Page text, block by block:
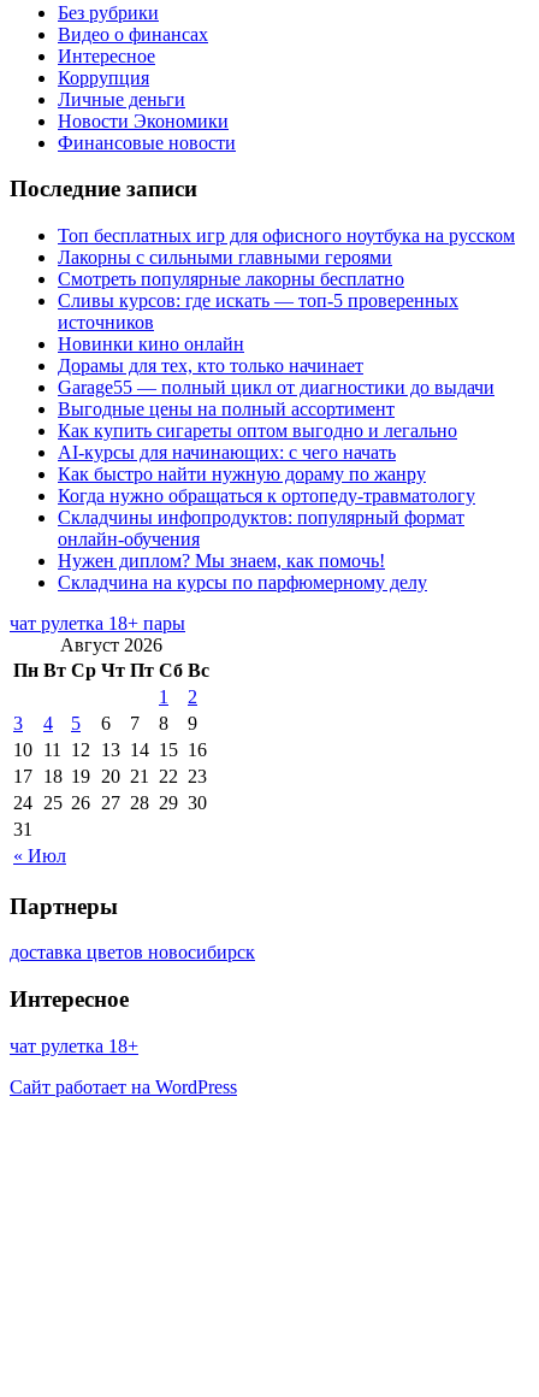
Без рубрики
Видео о финансах
Интересное
Коррупция
Личные деньги
Новости Экономики
Финансовые новости
Последние записи
Топ бесплатных игр для офисного ноутбука на русском
Лакорны с сильными главными героями
Смотреть популярные лакорны бесплатно
Сливы курсов: где искать — топ-5 проверенных
источников
Новинки кино онлайн
Дорамы для тех, кто только начинает
Garage55 — полный цикл от диагностики до выдачи
Выгодные цены на полный ассортимент
Как купить сигареты оптом выгодно и легально
AI-курсы для начинающих: с чего начать
Как быстро найти нужную дораму по жанру
Когда нужно обращаться к ортопеду-травматологу
Складчины инфопродуктов: популярный формат
онлайн-обучения
Нужен диплом? Мы знаем, как помочь!
Складчина на курсы по парфюмерному делу
чат рулетка 18+ пары
Август 2026
Пн Вт Ср Чт Пт Сб Вс
« Июл
1
2
3
4 5 6 7 8
9
10 11 12 13 14 15 16
17 18 19 20 21 22 23
24 25 26 27 28 29 30
31
Партнеры
доставка цветов новосибирск
Интересное
чат рулетка 18+
Сайт работает на WordPress